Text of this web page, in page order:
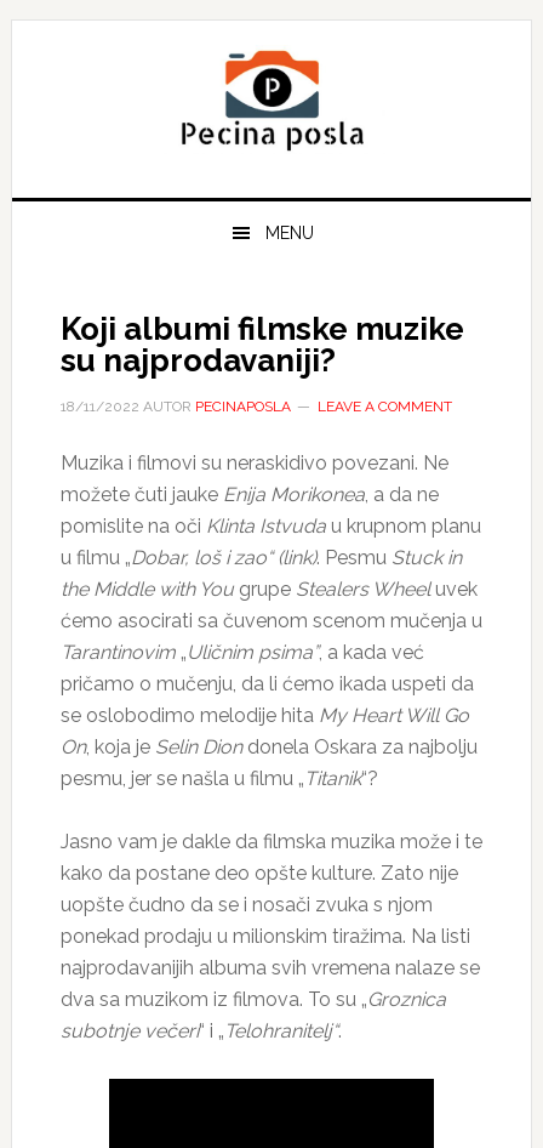
Skip
Skip
Skip
MENU
Koji albumi filmske muzike
su najprodavaniji?
18/11/2022 AUTOR PECINAPOSLA LEAVE A COMMENT
Muzika i filmovi su neraskidivo povezani. Ne
možete čuti jauke Enija Morikonea, a da ne
pomislite na oči Klinta Istvudau krupnom planu
u filmu „Dobar, loš i zao“ (link). Pesmu Stuck in
the Middle with Yougrupe Stealers Wheeluvek
ćemo asocirati sa čuvenom scenom mučenja u
Tarantinovim„Uličnim psima”, a kada već
pričamo o mučenju, da li ćemo ikada uspeti da
se oslobodimo melodije hita My Heart Will Go
On, koja je Selin Diondonela Oskara za najbolju
pesmu, jer se našla u filmu „ Titanik“?
Jasno vam je dakle da filmska muzika može i te
kako da postane deo opšte kulture. Zato nije
uopšte čudno da se i nosači zvuka s njom
ponekad prodaju u milionskim tiražima. Na listi
najprodavanijih albuma svih vremena nalaze se
dva sa muzikom iz filmova. To su „Groznica
subotnje večeri“ i „ Telohranitelj“.